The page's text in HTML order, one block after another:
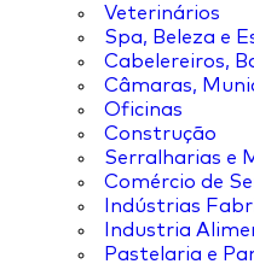
Veterinários
Spa, Beleza e
Cabelereiros,
Câmaras,
Oficinas
Construção
Serralharias e
Comércio de
Indústrias
Industria
Pastelaria e